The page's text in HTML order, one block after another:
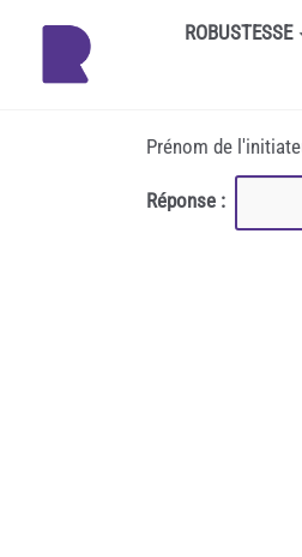
Aller au contenu principalROBUSTESSE
Prénom de
Réponse :